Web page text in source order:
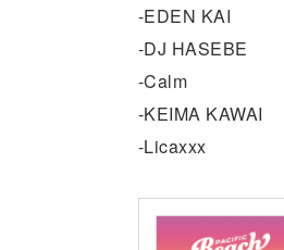
-EDEN KAI
-DJ HASEBE
-Calm
-KEIMA KAWAI
-Licaxxx